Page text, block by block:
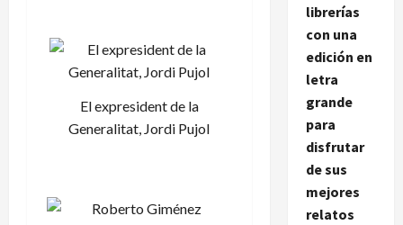
El expresident de la
Generalitat, Jordi Pujol
librerías
con una
edición en
letra
grande
para
disfrutar
de sus
mejores
relatos